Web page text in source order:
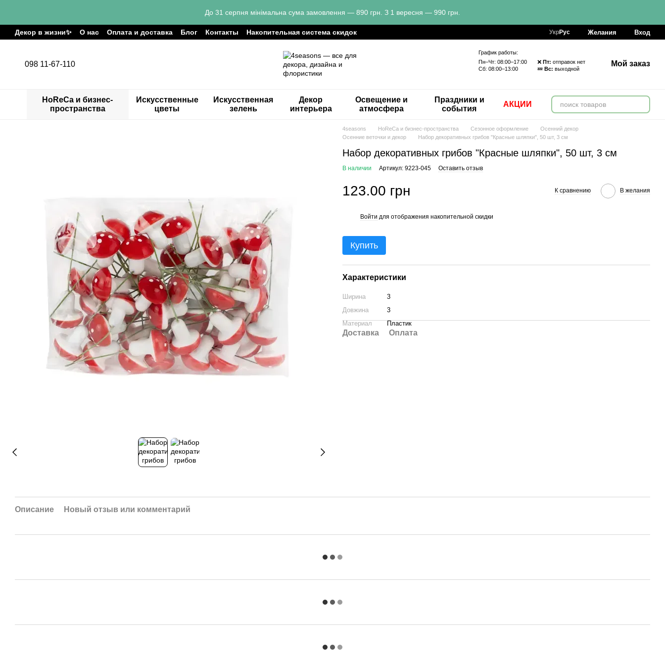
До 31 серпня мінімальна сума замовлення — 890 грн. З 1 вересня — 990 грн.
Декор в жизни✨ О нас Оплата и доставка Блог Контакты Накопительная система скидок УкрРус Желания Вход
098 11-67-110
График работы:
Пн–Чт: 08:00–17:00 ❌ Пт: отправок нет
Сб: 08:00–13:00 💤 Вс: выходной
Мой заказ
HoReCa и бизнес-
пространства
Искусственные
цветы
Искусственная
зелень
Декор
интерьера
Освещение и
атмосфера
Праздники и
события
АКЦИИ
4seasons HoReCa и бизнес-пространства Сезонное оформление
Осенний декор
Осенние веточки и декор
Набор декоративных грибов "Красные шляпки", 50 шт, 3 см
Набор декоративных грибов "Красные шляпки", 50 шт, 3 см
В наличии Артикул: 9223-045 Оставить отзыв
123.00 грн К сравнению В желания
Войти для отображения накопительной скидки
Купить
Характеристики
Ширина
3
Довжина
3
Материал
Пластик
Доставка Оплата
Описание Новый отзыв или комментарий